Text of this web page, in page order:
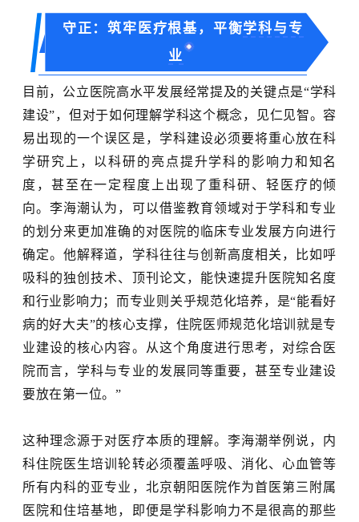
守正：筑牢医疗根基，平衡学科与专
业
目前，公立医院高水平发展经常提及的关键点是“学科
建设”，但对于如何理解学科这个概念，见仁见智。容
易出现的一个误区是，学科建设必须要将重心放在科
学研究上，以科研的亮点提升学科的影响力和知名
度，甚至在一定程度上出现了重科研、轻医疗的倾
向。李海潮认为，可以借鉴教育领域对于学科和专业
的划分来更加准确的对医院的临床专业发展方向进行
确定。他解释道，学科往往与创新高度相关，比如呼
吸科的独创技术、顶刊论文，能快速提升医院知名度
和行业影响力；而专业则关乎规范化培养，是“能看好
病的好大夫”的核心支撑， 住院医师规范化培训就是专
业建设的核心内容。从这个角度进行思考，对综合医
院而言，学科与专业的发展同等重要，甚至专业建设
要放在第一位。”
这种理念源于对医疗本质的理解。李海潮举例说，内
科住院医生培训轮转必须覆盖呼吸、消化、心血管等
所有内科的亚专业， 北京朝阳医院作为首医第三附属
医院和住培基地，即便是学科影响力不是很高的那些